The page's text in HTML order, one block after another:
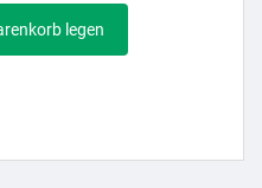
legen